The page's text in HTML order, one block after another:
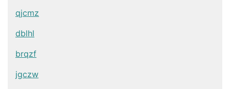
qjcmz
dblhl
brqzf
jgczw